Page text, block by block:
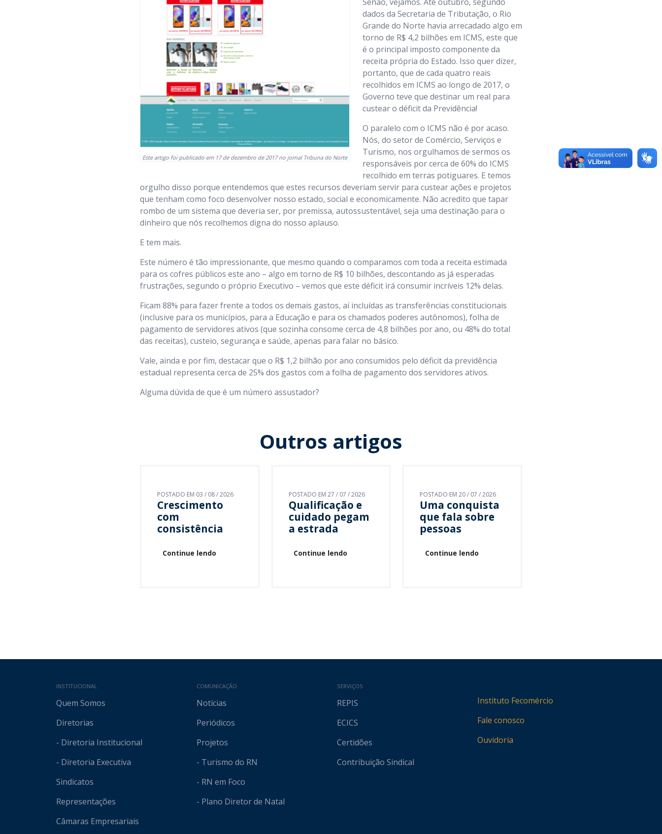
Este artigo foi publicado em 17 de dezembro de 2017 no jornal Tribuna do Norte
dados da Secretaria de Tributação, o Rio
Grande do Norte havia arrecadado algo em
torno de R$ 4,2 bilhões em ICMS, este que
é o principal imposto componente da
receita própria do Estado. Isso quer dizer,
portanto, que de cada quatro reais
recolhidos em ICMS ao longo de 2017, o
Governo teve que destinar um real para
custear o déficit da Previdência!
O paralelo com o ICMS não é por acaso.
Nós, do setor de Comércio, Serviços e
Turismo, nos orgulhamos de sermos os
responsáveis por cerca de 60% do ICMS
recolhido em terras potiguares. E temos
orgulho disso porque entendemos que estes recursos deveriam servir para custear ações e projetos
que tenham como foco desenvolver nosso estado, social e economicamente. Não acredito que tapar
rombo de um sistema que deveria ser, por premissa, autossustentável, seja uma destinação para o
dinheiro que nós recolhemos digna do nosso aplauso.
E tem mais.
Este número é tão impressionante, que mesmo quando o comparamos com toda a receita estimada
para os cofres públicos este ano – algo em torno de R$ 10 bilhões, descontando as já esperadas
frustrações, segundo o próprio Executivo – vemos que este déficit irá consumir incríveis 12% delas.
Ficam 88% para fazer frente a todos os demais gastos, aí incluídas as transferências constitucionais
(inclusive para os municípios, para a Educação e para os chamados poderes autônomos), folha de
pagamento de servidores ativos (que sozinha consome cerca de 4,8 bilhões por ano, ou 48% do total
das receitas), custeio, segurança e saúde, apenas para falar no básico.
Vale, ainda e por fim, destacar que o R$ 1,2 bilhão por ano consumidos pelo déficit da previdência
estadual representa cerca de 25% dos gastos com a folha de pagamento dos servidores ativos.
Alguma dúvida de que é um número assustador?
Outros artigos
POSTADO EM 03 / 08 / 2026
Crescimento
com
consistência
Continue lendo
POSTADO EM 27 / 07 / 2026
Qualificação e
cuidado pegam
a estrada
Continue lendo
POSTADO EM 20 / 07 / 2026
Uma conquista
que fala sobre
pessoas
Continue lendo
Mapa do site
INSTITUCIONAL
Quem Somos
Diretorias
- Diretoria Institucional
- Diretoria Executiva
Sindicatos
Representações
Câmaras Empresariais
COMUNICAÇÃO
Notícias
Periódicos
Projetos
- Turismo do RN
- RN em Foco
- Plano Diretor de Natal
SERVIÇOS
REPIS
ECICS
Certidões
Contribuição Sindical
Instituto Fecomércio
Fale conosco
Ouvidoria